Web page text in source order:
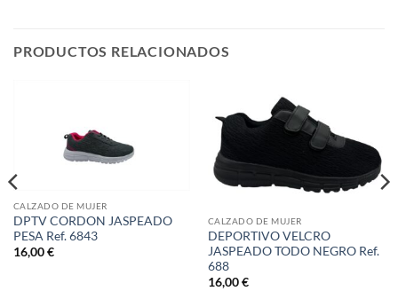
PRODUCTOS RELACIONADOS
CALZADO DE MUJER
DPTV CORDON JASPEADO
PESA Ref. 6843
16,00€
CALZADO DE MUJER
DEPORTIVO VELCRO
JASPEADO TODO NEGRO Ref.
688
16,00€